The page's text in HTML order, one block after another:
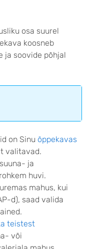
osa suurel
koosneb
ja soovide põhjal
on Sinu õppekavas
valitavad.
ja
huvi.
mahus, kui
d), saad valida
teistest
või